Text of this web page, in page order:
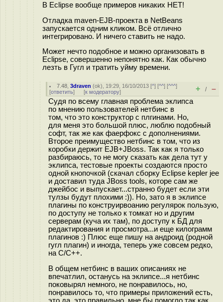
В Eclipse вообще примеров никаких НЕТ!
Отладка maven-EJB-проекта в NetBeans
запускается одним кликом. Всё отлично
интегрировано. И ничего ставить не надо.
Может нечто подобное и можно организовать в
Eclipse, совершенно непонятно как. Как обычно
лезть в Гугл и тратить уйму времени.
7.48 ,3draven (ok), 19:29, 16/10/2013 [^] [^^] [^^^]
[ответить] [к модератору] + / –
Судя по всему главная проблема эклипса
по мнению пользователей нетбинс в
том, что это конструктор с плгинами. Но,
для меня это большой плюс, люблю подобный
софт, так же как фаерфокс с дополнениями.
Второе преимущество нетбинс в том, что из
коробки держит EJB+JBoss. Так как я только
разбираюсь, то не могу сказать как дела тут у
эклипса, тестовые проекты создаются просто
одной кнопочкой (скачал сборку Eclipse kepler jee
и доставил туда JBoss tools, которе сам же
джейбос и выпускает...странно будет если эти
тулзы будут плохими :)). Но, зато я в эклипсе
плагины по конструирвоанию регулярок пользую,
по доступу не только к томкат но и другим
серверам (куча их там), по доступу к БД для
редактирования и просмотра...и еще килограмм
плагинов :) Плюс еще пишу на андроид (родной
гугл плагин) и иногда, теперь уже совсем редко,
на С/С++.
В общем нетбинс в ваших описаниях не
впечатлил, останусь на эклипсе...я нетбинс
поковырял немного, не понравилось, но,
понравилось то, что примеры приложений есть,